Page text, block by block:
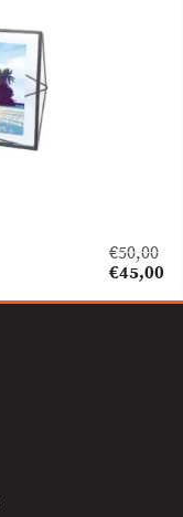
€50,00
Original
was:
€45,00
τρέχουσα